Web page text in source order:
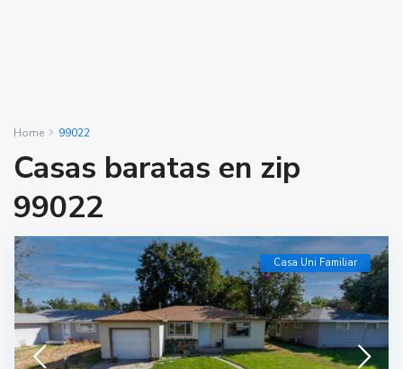
Home 99022
Casas baratas en zip
99022
Casa Uni Familiar